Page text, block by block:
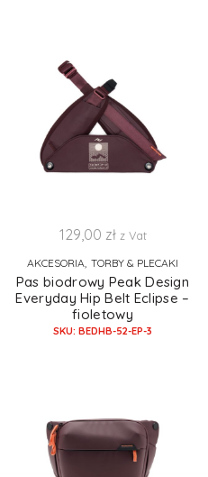
129,00 zł z Vat
AKCESORIA, TORBY & PLECAKI
Pas biodrowy Peak Design
Everyday Hip Belt Eclipse –
fioletowy
SKU: BEDHB-52-EP-3